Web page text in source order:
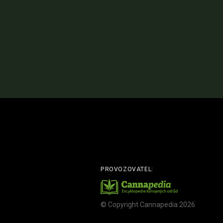
PROVOZOVATEL:
© Copyright Cannapedia 2026